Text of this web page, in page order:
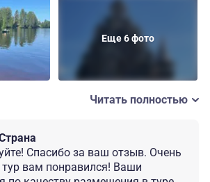
за определенный сервис,
ожидания не сбываются.
Еще 6 фото
Читать полностью
Очень
вам понравился! Ваши